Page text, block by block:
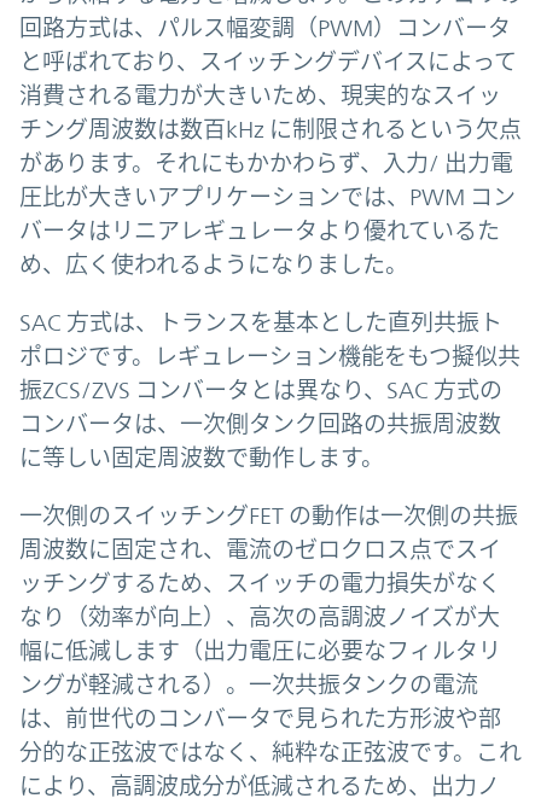
回路方式は、パルス幅変調（PWM）コンバータ
と呼ばれており、スイッチングデバイスによって
消費される電力が大きいため、現実的なスイッ
チング周波数は数百kHz に制限されるという欠点
があります。それにもかかわらず、入力/ 出力電
圧比が大きいアプリケーションでは、PWM コン
バータはリニアレギュレータより優れているた
め、広く使われるようになりました。
SAC 方式は、トランスを基本とした直列共振ト
ポロジです。レギュレーション機能をもつ擬似共
振ZCS/ZVS コンバータとは異なり、SAC 方式の
コンバータは、一次側タンク回路の共振周波数
に等しい固定周波数で動作します。
一次側のスイッチングFET の動作は一次側の共振
周波数に固定され、電流のゼロクロス点でスイ
ッチングするため、スイッチの電力損失がなく
なり（効率が向上）、高次の高調波ノイズが大
幅に低減します（出力電圧に必要なフィルタリ
ングが軽減される）。一次共振タンクの電流
は、前世代のコンバータで見られた方形波や部
分的な正弦波ではなく、純粋な正弦波です。これ
により、高調波成分が低減されるため、出力ノ